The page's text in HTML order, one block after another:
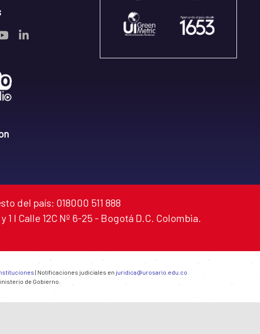
del país: 018000 511 888
I Calle 12C Nº 6-25 - Bogotá D.C. Colombia.
| Notificaciones judiciales en juridica@urosario.edu.co
de Gobierno.